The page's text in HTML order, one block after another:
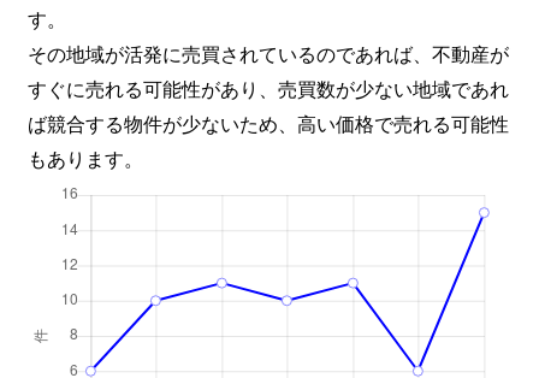
す。
その地域が活発に売買されているのであれば、不動産が
すぐに売れる可能性があり、売買数が少ない地域であれ
ば競合する物件が少ないため、高い価格で売れる可能性
もあります。